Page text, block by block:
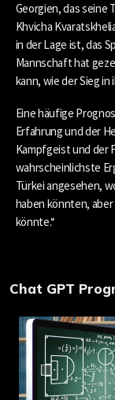
Georgien, das seine
Khvicha
in der Lage ist, das
Mannschaft hat
kann, wie der Sieg
Eine häufige
Erfahrung und der
Kampfgeist und der
wahrscheinlichste
Türkei angesehen,
haben könnten,
könnte​.“
Chat GPT